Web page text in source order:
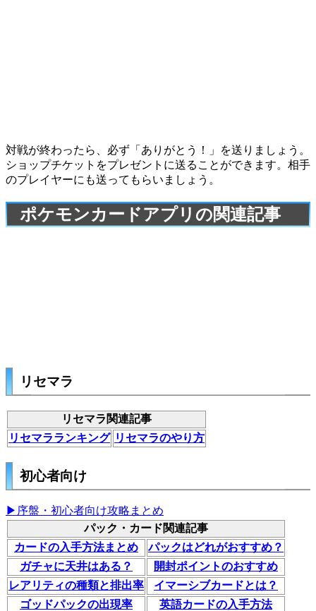
対戦が終わったら、必ず「ありがとう！」を送りましょう。
ショップチケットをプレゼントに送ることができます。相手
のプレイヤーにも送ってもらいましょう。
ポケモンカードアプリの関連記事
リセマラ
リセマラ関連記事
リセマラランキング リセマラのやり方
初心者向け
▶序盤・初心者向け攻略まとめ
パック・カード関連記事
カードの入手方法まとめ
パックはどれがおすすめ？
ガチャに天井はある？
開封ポイントのおすすめ
レアリティの種類と排出率
イマーシブカードとは？
ゴッドパックの出現率
英語カードの入手方法